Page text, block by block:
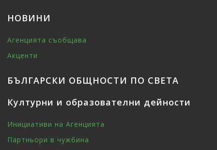
НОВИНИ
Агенцията съобщава
Акценти
БЪЛГАРСКИ ОБЩНОСТИ ПО СВЕТА
Културни и образователни дейности
Инициативи на Агенцията
Партньори в чужбина